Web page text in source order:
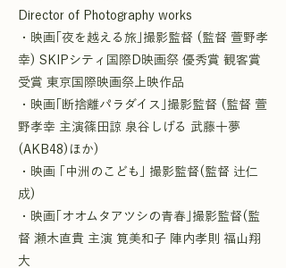
Director of Photography works
・映画｢夜を越える旅｣撮影監督 (監督 萱野孝
幸) SKIPシティ国際D映画祭 優秀賞 観客賞
受賞 東京国際映画祭上映作品
・映画｢断捨離パラダイス｣撮影監督 (監督 萱
野孝幸 主演篠田諒 泉谷しげる 武藤十夢
(AKB48)ほか)
・映画 ｢中洲のこども｣ 撮影監督(監督 辻仁
成)
・映画｢オオムタアツシの青春｣撮影監督(監
督 瀬木直貴 主演 筧美和子 陣内孝則 福山翔
大